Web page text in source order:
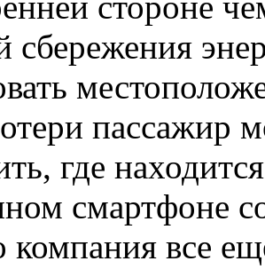
сбережения
пассажир
где
смартфоне
компания все